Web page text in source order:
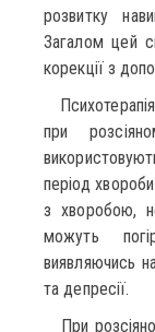
розвитку
Загалом цей
корекції з
при
період
з хворобою,
можуть
виявляючись
та депресії.
При